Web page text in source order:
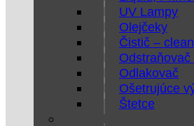
UV Lampy
Olejčeky
Čistič –
Odlakovač
Ošetrujúce
Štetce